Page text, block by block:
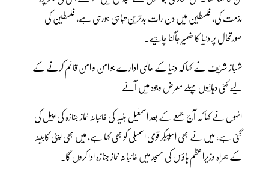
مذمت کی، فلسطین میں دن رات بدترین تباہی ہورہی ہے، فلسطین کی
صورتحال پر دنیا کا ضمیر جاگنا چاہیے۔
شہباز شریف نے کہا کہ دنیا کے عالمی ادارے جو امن و امن قائم کرنے کے
لیے کئی دہائیوں پہلے معرض وجود میں آئے۔
انہوں نے کہا کہ آج جمعے کے بعد اسمٰعیل ہنیہ کی غائبانہ نماز جنازہ کی اپیل کی
گئی ہے، میں نے بھی اسپیکر قومی اسمبلی کو بھی کہا ہے، میں بھی اپنی کابینہ
کے ہمراہ وزیراعظم ہاؤس کی مسجد میں غائبانہ نماز جنازہ ادا کروں گا۔